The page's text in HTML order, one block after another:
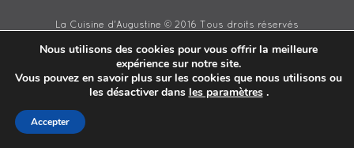
La Cuisine d'Augustine © 2016 Tous droits réservés
Administrateur Mentions Légales
Nous utilisons des cookies pour vous offrir la meilleure
expérience sur notre site.
Vous pouvez en savoir plus sur les cookies que nous utilisons ou
les désactiver dans les paramètres.
Accepter